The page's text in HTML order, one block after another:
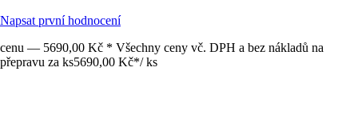
Napsat první hodnocení
cenu — 5690,00 Kč * Všechny ceny vč. DPH a bez nákladů na
přepravu za ks5690,00 Kč*/ ks